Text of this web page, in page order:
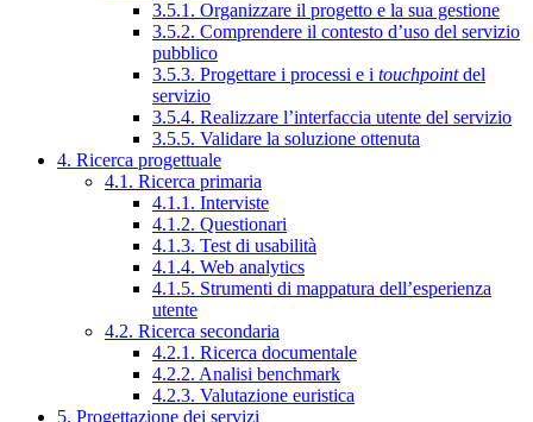
3.5.1. Organizzare il progetto e la sua gestione
3.5.2. Comprendere il contesto d’uso del servizio
pubblico
3.5.3. Progettare i processi e i touchpointdel
servizio
3.5.4. Realizzare l’interfaccia utente del servizio
3.5.5. Validare la soluzione ottenuta
4. Ricerca progettuale
4.1. Ricerca primaria
4.1.1. Interviste
4.1.2. Questionari
4.1.3. Test di usabilità
4.1.4. Web analytics
4.1.5. Strumenti di mappatura dell’esperienza
utente
4.2. Ricerca secondaria
4.2.1. Ricerca documentale
4.2.2. Analisi benchmark
4.2.3. Valutazione euristica
5. Progettazione dei servizi